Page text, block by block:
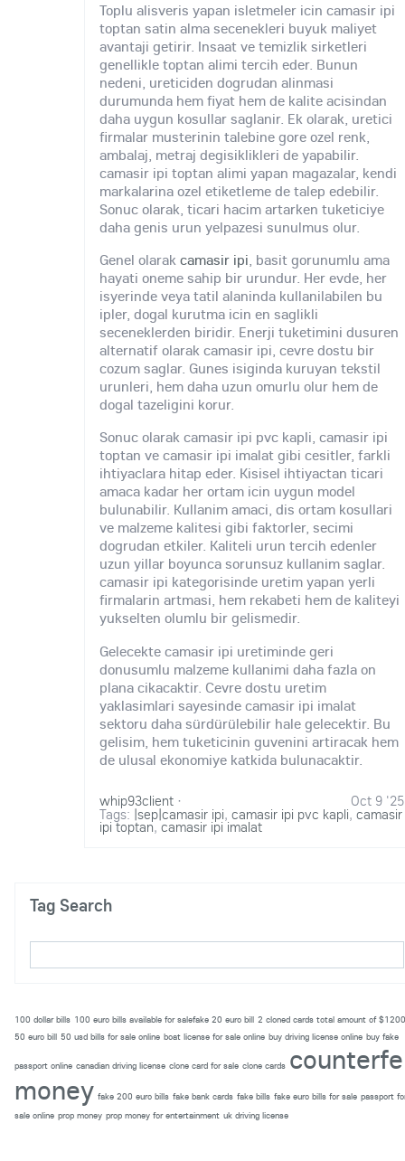
Toplu alisveris yapan isletmeler icin camasir ipi
toptan satin alma secenekleri buyuk maliyet
avantaji getirir. Insaat ve temizlik sirketleri
genellikle toptan alimi tercih eder. Bunun
nedeni, ureticiden dogrudan alinmasi
durumunda hem fiyat hem de kalite acisindan
daha uygun kosullar saglanir. Ek olarak, uretici
firmalar musterinin talebine gore ozel renk,
ambalaj, metraj degisiklikleri de yapabilir.
camasir ipi toptan alimi yapan magazalar, kendi
markalarina ozel etiketleme de talep edebilir.
Sonuc olarak, ticari hacim artarken tuketiciye
daha genis urun yelpazesi sunulmus olur.
Genel olarak camasir ipi, basit gorunumlu ama
hayati oneme sahip bir urundur. Her evde, her
isyerinde veya tatil alaninda kullanilabilen bu
ipler, dogal kurutma icin en saglikli
seceneklerden biridir. Enerji tuketimini dusuren
alternatif olarak camasir ipi, cevre dostu bir
cozum saglar. Gunes isiginda kuruyan tekstil
urunleri, hem daha uzun omurlu olur hem de
dogal tazeligini korur.
Sonuc olarak camasir ipi pvc kapli, camasir ipi
toptan ve camasir ipi imalat gibi cesitler, farkli
ihtiyaclara hitap eder. Kisisel ihtiyactan ticari
amaca kadar her ortam icin uygun model
bulunabilir. Kullanim amaci, dis ortam kosullari
ve malzeme kalitesi gibi faktorler, secimi
dogrudan etkiler. Kaliteli urun tercih edenler
uzun yillar boyunca sorunsuz kullanim saglar.
camasir ipi kategorisinde uretim yapan yerli
firmalarin artmasi, hem rekabeti hem de kaliteyi
yukselten olumlu bir gelismedir.
Gelecekte camasir ipi uretiminde geri
donusumlu malzeme kullanimi daha fazla on
plana cikacaktir. Cevre dostu uretim
yaklasimlari sayesinde camasir ipi imalat
sektoru daha sürdürülebilir hale gelecektir. Bu
gelisim, hem tuketicinin guvenini artiracak hem
de ulusal ekonomiye katkida bulunacaktir.
whip93client Oct 9 '25
·
Tags: |sep|camasir ipi, camasir ipi pvc kapli, camasir
ipi toptan,camasir ipi imalat
Tag Search
100 dollar bills 100 euro bills available for salefake 20 euro bill 2 cloned cards total amount of
50 euro bill 50 usd bills for sale online boat license for sale online buy driving license online buy fake
passport online canadian driving license clone card for sale clone cards
money fake 200 euro bills fake bank cards fake bills fake euro bills for sale passport
sale online prop money prop money for entertainment uk driving license